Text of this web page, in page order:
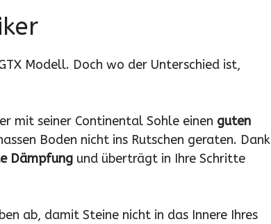
Modell. Doch wo der Unterschied ist,
mit seiner Continental Sohle einen guten
Boden nicht ins Rutschen geraten. Dank
Dämpfung und überträgt in Ihre Schritte
ab, damit Steine nicht in das Innere Ihres